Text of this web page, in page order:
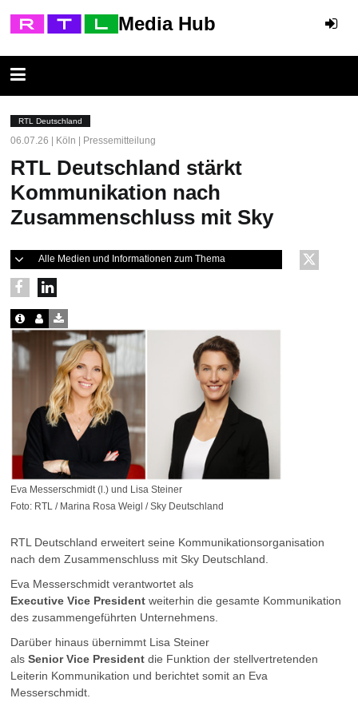
Media Hub
RTL Deutschland
06.07.26 | Köln | Pressemitteilung
RTL Deutschland stärkt
Kommunikation nach
Zusammenschluss mit Sky
Alle Medien und Informationen zum Thema
Eva Messerschmidt (l.) und Lisa Steiner
Foto: RTL / Marina Rosa Weigl / Sky Deutschland
RTL Deutschland erweitert seine Kommunikationsorganisation
nach dem Zusammenschluss mit Sky Deutschland.
Eva Messerschmidt verantwortet als
Executive Vice President weiterhin die gesamte Kommunikation
des zusammengeführten Unternehmens.
Darüber hinaus übernimmt Lisa Steiner
als SeniorVice President die Funktion der stellvertretenden
Leiterin Kommunikation und berichtet somit an Eva
Messerschmidt.